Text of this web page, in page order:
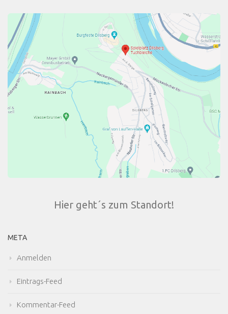
Hier geht´s zum Standort!
META
Anmelden
Eintrags-Feed
Kommentar-Feed